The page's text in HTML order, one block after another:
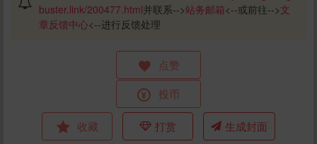
buster.link/200477.html并联系-->站务邮箱<--或前往-->文
章反馈中心<--进行反馈处理
点赞
投币
收藏 打赏 生成封面